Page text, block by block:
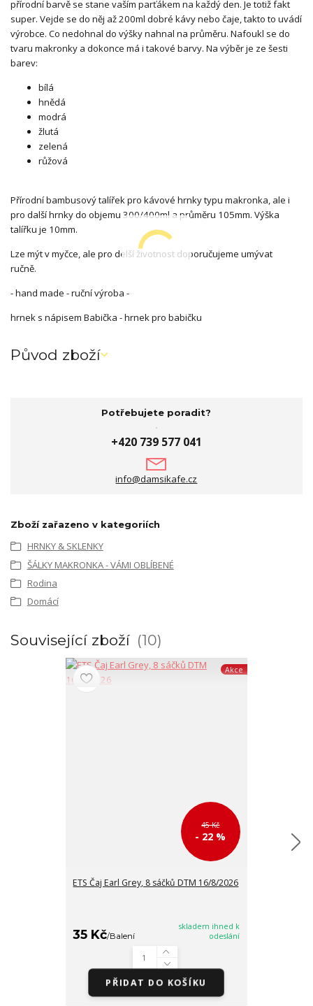
přírodní barvě se stane vaším parťákem na každý den. Je totiž fakt
super. Vejde se do něj až 200ml dobré kávy nebo čaje, takto to uvádí
výrobce. Co nedohnal do výšky nahnal na průměru. Nafoukl se do
tvaru makronky a dokonce má i takové barvy. Na výběr je ze šesti
barev:
bílá
hnědá
modrá
žlutá
zelená
růžová
Přírodní bambusový talířek pro kávové hrnky typu makronka, ale i
pro další hrnky do objemu 300/400ml a průměru 105mm. Výška
talířku je 10mm.
Lze mýt v myčce, ale pro delší životnost doporučujeme umývat
ručně.
- hand made - ruční výroba -
hrnek s nápisem Babička - hrnek pro babičku
Původ zboží
Potřebujete poradit?
+420 739 577 041
info@damsikafe.cz
Zboží zařazeno v kategoriích
HRNKY & SKLENKY
ŠÁLKY MAKRONKA - VÁMI OBLÍBENÉ
Rodina
Domácí
Související zboží 10
Akce
45 Kč
- 22 %
ETS Čaj Earl Grey, 8 sáčků DTM 16/8/2026
35 Kč/Balení
skladem ihned k
odeslání
PŘIDAT DO KOŠÍKU